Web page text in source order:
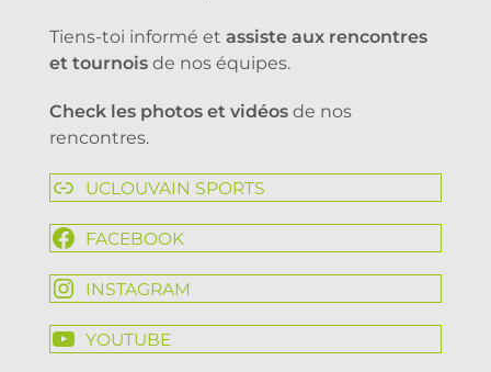
Tiens-toi informé et assiste aux rencontres
et tournois de nos équipes.
Check les photos et vidéos de nos
rencontres.
UCLOUVAIN SPORTS
FACEBOOK
INSTAGRAM
YOUTUBE